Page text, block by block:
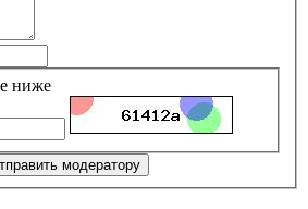
ниже
модератору